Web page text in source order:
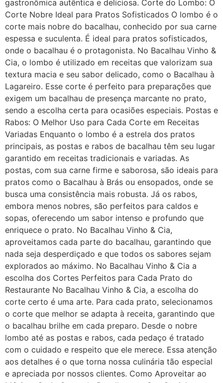
gastronômica autêntica e deliciosa. Corte do Lombo: O
Corte Nobre Ideal para Pratos Sofisticados O lombo é o
corte mais nobre do bacalhau, conhecido por sua carne
espessa e suculenta. É ideal para pratos sofisticados,
onde o bacalhau é o protagonista. No Bacalhau Vinho &
Cia, o lombo é utilizado em receitas que valorizam sua
textura macia e seu sabor delicado, como o Bacalhau à
Lagareiro. Esse corte é perfeito para preparações que
exigem um bacalhau de presença marcante no prato,
sendo a escolha certa para ocasiões especiais. Postas e
Rabos: O Melhor Uso para Cada Corte em Receitas
Variadas Enquanto o lombo é a estrela dos pratos
principais, as postas e rabos de bacalhau têm seu lugar
garantido em receitas tradicionais e variadas. As
postas, com sua carne firme e saborosa, são ideais para
pratos como o Bacalhau à Brás ou ensopados, onde se
busca uma consistência mais robusta. Já os rabos,
embora menos nobres, são perfeitos para caldos e
sopas, oferecendo um sabor intenso e profundo que
enriquece o prato. No Bacalhau Vinho & Cia,
aproveitamos cada parte do bacalhau, garantindo que
nada seja desperdiçado e que todos os sabores sejam
explorados ao máximo. No Bacalhau Vinho & Cia a
escolha dos Cortes Perfeitos para Cada Prato do
Restaurante No Bacalhau Vinho & Cia, a escolha do
corte certo é uma arte. Para cada prato, selecionamos
o corte que melhor se adapta à receita, garantindo que
o bacalhau brilhe em cada preparo. Desde o nobre
lombo até as postas e rabos, cada pedaço é tratado
com o cuidado e respeito que ele merece. Essa atenção
aos detalhes é o que torna nossa culinária tão especial
e apreciada por nossos clientes. Como Aproveitar ao